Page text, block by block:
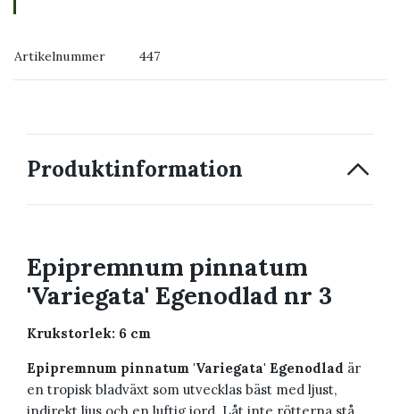
Artikelnummer 447
Produktinformation
Epipremnum pinnatum
'Variegata' Egenodlad nr 3
Krukstorlek: 6 cm
Epipremnum pinnatum 'Variegata' Egenodlad är
en tropisk bladväxt som utvecklas bäst med ljust,